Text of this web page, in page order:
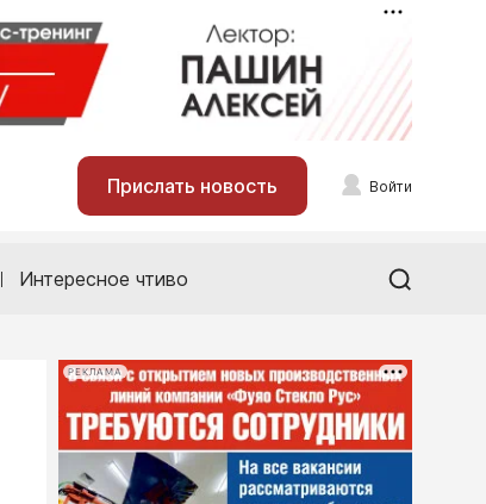
Прислать новость Войти
Интересное чтиво
РЕКЛАМА